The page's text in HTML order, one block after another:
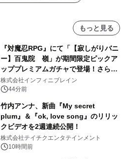
もっと見る
『対魔忍RPG』にて「【寂しがりバニ
ー】百鬼院 嶺」が期間限定ピックア
ッププレミアムガチャで登場！さらに
マップイベント「バニーとヨミハラク
ライシス」が開催！
株式会社インフィニブレイン
44分前
竹内アンナ、新曲『My secret
plum』＆『ok, love song』のリリッ
クビデオを2週連続公開！
株式会社テイチクエンタテインメント
10時間前